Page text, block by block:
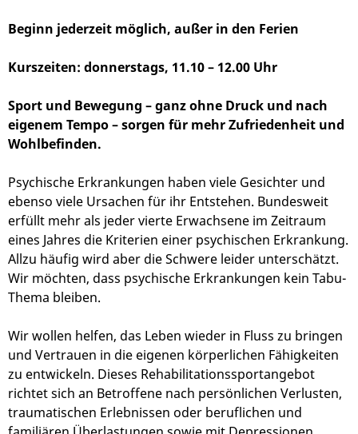
Beginn jederzeit möglich, außer in den Ferien
Kurszeiten: donnerstags, 11.10 – 12.00 Uhr
Sport und Bewegung – ganz ohne Druck und nach
eigenem Tempo – sorgen für mehr Zufriedenheit und
Wohlbefinden.
Psychische Erkrankungen haben viele Gesichter und
ebenso viele Ursachen für ihr Entstehen. Bundesweit
erfüllt mehr als jeder vierte Erwachsene im Zeitraum
eines Jahres die Kriterien einer psychischen Erkrankung.
Allzu häufig wird aber die Schwere leider unterschätzt.
Wir möchten, dass psychische Erkrankungen kein Tabu-
Thema bleiben.
Wir wollen helfen, das Leben wieder in Fluss zu bringen
und Vertrauen in die eigenen körperlichen Fähigkeiten
zu entwickeln. Dieses Rehabilitationssportangebot
richtet sich an Betroffene nach persönlichen Verlusten,
traumatischen Erlebnissen oder beruflichen und